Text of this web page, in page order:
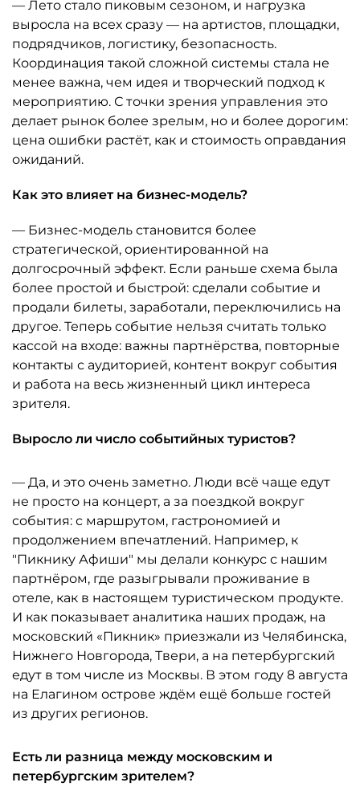
— Лето стало пиковым сезоном, и нагрузка
выросла на всех сразу — на артистов, площадки,
подрядчиков, логистику, безопасность.
Координация такой сложной системы стала не
менее важна, чем идея и творческий подход к
мероприятию. С точки зрения управления это
делает рынок более зрелым, но и более дорогим:
цена ошибки растёт, как и стоимость оправдания
ожиданий.
Как это влияет на бизнес-модель?
— Бизнес-модель становится более
стратегической, ориентированной на
долгосрочный эффект. Если раньше схема была
более простой и быстрой: сделали событие и
продали билеты, заработали, переключились на
другое. Теперь событие нельзя считать только
кассой на входе: важны партнёрства, повторные
контакты с аудиторией, контент вокруг события
и работа на весь жизненный цикл интереса
зрителя.
Выросло ли число событийных туристов?
— Да, и это очень заметно. Люди всё чаще едут
не просто на концерт, а за поездкой вокруг
события: с маршрутом, гастрономией и
продолжением впечатлений. Например, к
"Пикнику Афиши" мы делали конкурс с нашим
партнёром, где разыгрывали проживание в
отеле, как в настоящем туристическом продукте.
И как показывает аналитика наших продаж, на
московский «Пикник» приезжали из Челябинска,
Нижнего Новгорода, Твери, а на петербургский
едут в том числе из Москвы. В этом году 8 августа
на Елагином острове ждём ещё больше гостей
из других регионов.
Есть ли разница между московским и
петербургским зрителем?